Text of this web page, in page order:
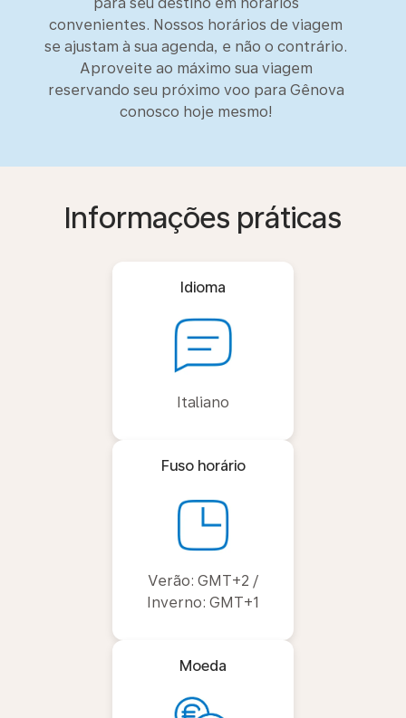
convenientes. Nossos horários de viagem
se ajustam à sua agenda, e não o contrário.
Aproveite ao máximo sua viagem
reservando seu próximo voo para Gênova
conosco hoje mesmo!
Informações práticas
Idioma
Italiano
Fuso horário
Verão: GMT+2 /
Inverno: GMT+1
Moeda